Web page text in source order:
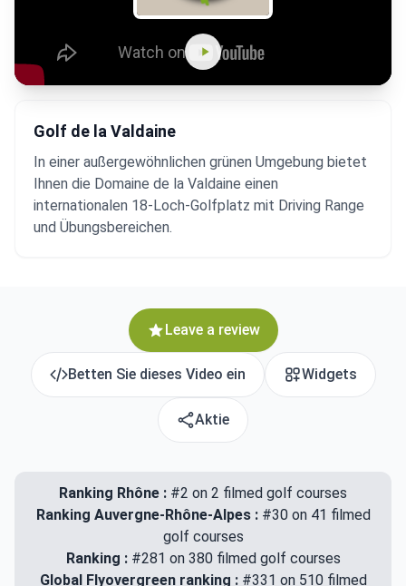
Golf de la Valdaine
In einer außergewöhnlichen grünen Umgebung bietet
Ihnen die Domaine de la Valdaine einen
internationalen 18-Loch-Golfplatz mit Driving Range
und Übungsbereichen.
Leave a review
Betten Sie dieses Video ein Widgets
Aktie
Ranking Rhône : #2 on 2 filmed golf courses
Ranking Auvergne-Rhône-Alpes : #30 on 41 filmed
golf courses
Ranking : #281 on 380 filmed golf courses
Global Flyovergreen ranking : #331 on 510 filmed